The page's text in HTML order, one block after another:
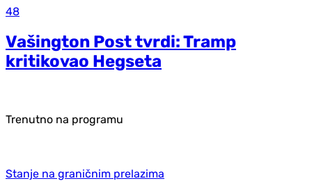
48
Vašington Post tvrdi: Tramp
kritikovao Hegseta
Trenutno na programu
Stanje na graničnim prelazima